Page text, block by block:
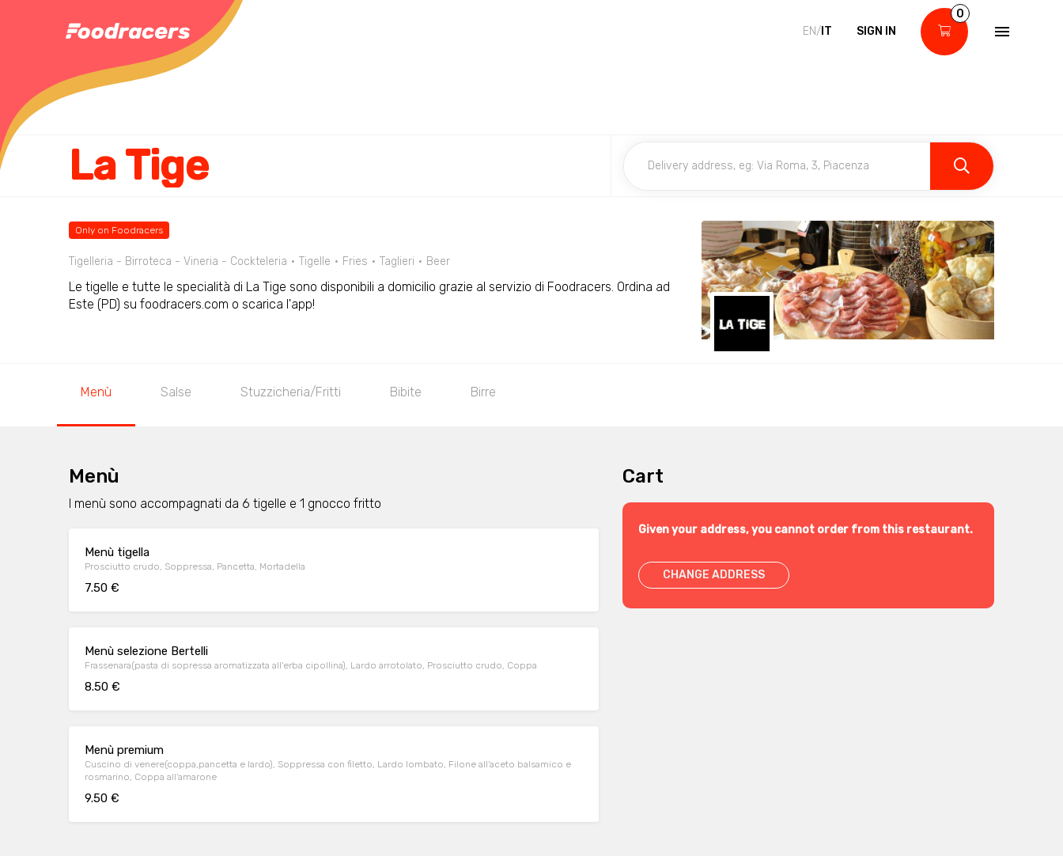
EN/ IT SIGN IN
0
La Tige
Only on Foodracers
Tigelleria - Birroteca - Vineria - Cockteleria Tigelle Fries Taglieri Beer
Le tigelle e tutte le specialità di La Tige sono disponibili a domicilio grazie al servizio di Foodracers. Ordina ad
Este (PD) su foodracers.com o scarica l'app!
Menù Salse Stuzzicheria/Fritti Bibite Birre
Menù
I menù sono accompagnati da 6 tigelle e 1 gnocco fritto
Menù tigella
Prosciutto crudo, Soppressa, Pancetta, Mortadella
7.50 €
Menù selezione Bertelli
Frassenara(pasta di sopressa aromatizzata all'erba cipollina), Lardo arrotolato, Prosciutto crudo, Coppa
8.50 €
Menù premium
Cuscino di venere(coppa,pancetta e lardo), Soppressa con filetto, Lardo lombato, Filone all’aceto balsamico e
rosmarino, Coppa all'amarone
9.50 €
Cart
Given your address, you cannot order from this restaurant.
CHANGE ADDRESS